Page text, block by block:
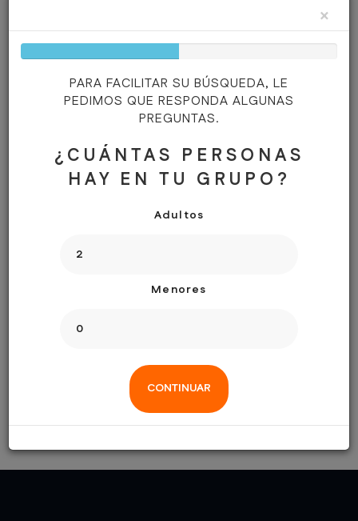
NECESITAN AYUDA?
En caso de cualquier duda, contacte con nosotros por
telefonos.
+ 34 627 679 153
×
PARA FACILITAR SU BÚSQUEDA, LE
PEDIMOS QUE RESPONDA ALGUNAS
PREGUNTAS.
¿CUÁNTAS PERSONAS
HAY EN TU GRUPO?
Adultos
Menores
CONTINUAR